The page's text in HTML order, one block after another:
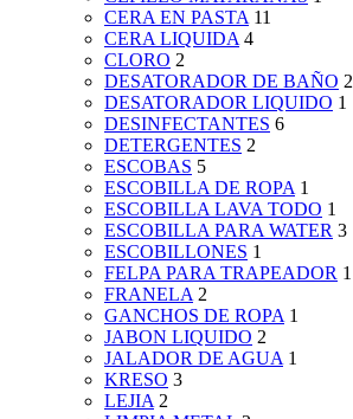
CERA EN PASTA 11
CERA LIQUIDA 4
CLORO 2
DESATORADOR DE BAÑO 2
DESATORADOR LIQUIDO 1
DESINFECTANTES 6
DETERGENTES 2
ESCOBAS 5
ESCOBILLA DE ROPA 1
ESCOBILLA LAVA TODO 1
ESCOBILLA PARA WATER 3
ESCOBILLONES 1
FELPA PARA TRAPEADOR 1
FRANELA 2
GANCHOS DE ROPA 1
JABON LIQUIDO 2
JALADOR DE AGUA 1
KRESO 3
LEJIA 2